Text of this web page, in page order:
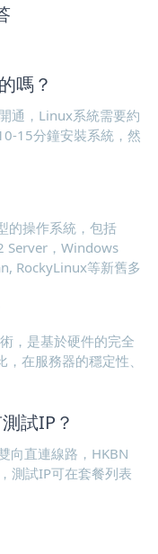
嗎？
通，Linux系統需要約
15分鐘安裝系統，然
的操作系統，包括
Server，Windows
RockyLinux等新舊多
，是基於硬件的完全
在服務器的穩定性、
試IP？
向直連線路，HKBN
測試IP可在套餐列表